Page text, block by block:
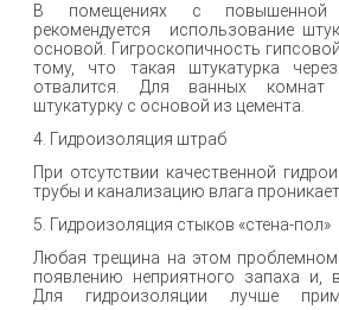
В помещениях с
рекомендуется использование
основой. Гигроскопичность
тому, что такая штукатурка
отвалится. Для ванных комнат
штукатурку с основой из цемента.
4. Гидроизоляция штраб
При отсутствии качественной
трубы и канализацию влага проникает
5. Гидроизоляция стыков «стена-пол»
Любая трещина на этом проблемном
появлению неприятного запаха и,
Для гидроизоляции лучше